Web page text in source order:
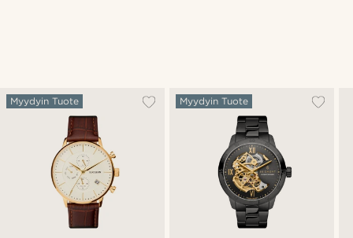
Myydyin Tuote Myydyin Tuote